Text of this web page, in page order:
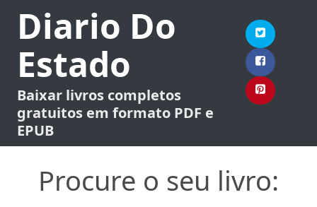
Diario Do
Estado
Baixar livros completos
gratuitos em formato PDF e
EPUB
Procure o seu livro: